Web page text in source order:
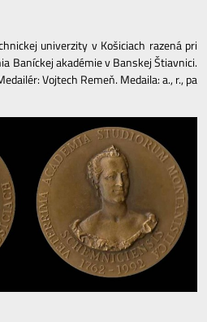
univerzity v Košiciach razená pri
Baníckej akadémie v Banskej Štiavnici.
Vojtech Remeň. Medaila: a., r., pa